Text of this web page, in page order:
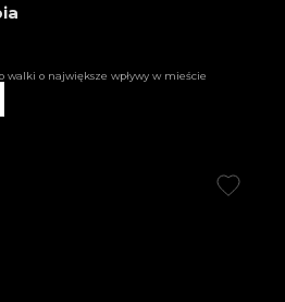
walki o największe wpływy w mieście